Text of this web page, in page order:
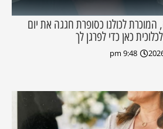
המוכרת לכולנו כסופרת חגגה את יום
כאן כדי לפרגן לך
9:48 pm